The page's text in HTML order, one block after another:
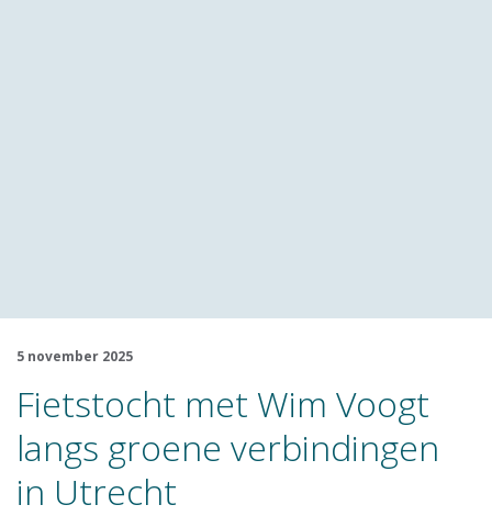
5 november 2025
Fietstocht met Wim Voogt
langs groene verbindingen
in Utrecht